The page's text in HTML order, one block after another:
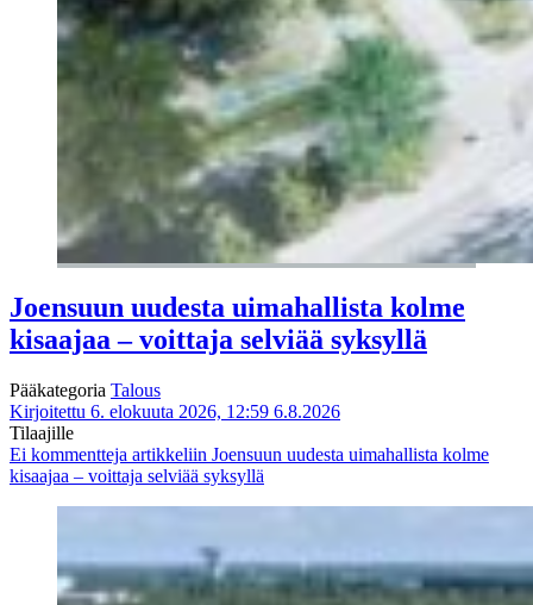
Joensuun uudesta uimahallista kolme
kisaajaa – voittaja selviää syksyllä
Pääkategoria Talous
Kirjoitettu 6. elokuuta 2026, 12:59 6.8.2026
Tilaajille
Ei kommentteja artikkeliin Joensuun uudesta uimahallista kolme
kisaajaa – voittaja selviää syksyllä